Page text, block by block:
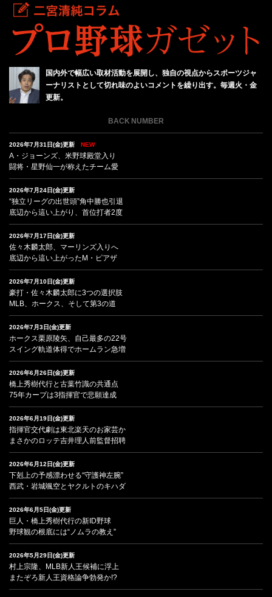
国内外で幅広い取材活動を展開し、独自の視点からスポーツジャ
ーナリストとして切れ味のよいコメントを繰り出す。毎週火・金
更新。
BACK NUMBER
2026年7月31日(金)更新 NEW
A・ジョーンズ、米野球殿堂入り
闘将・星野仙一が称えたチーム愛
2026年7月24日(金)更新
“独立リーグの出世頭”角中勝也引退
底辺から這い上がり、首位打者2度
2026年7月17日(金)更新
佐々木麟太郎、マーリンズ入りへ
底辺から這い上がったM・ピアザ
2026年7月10日(金)更新
豪打・佐々木麟太郎に3つの選択肢
MLB、ホークス、そして第3の道
2026年7月3日(金)更新
ホークス栗原陵矢、自己最多の22号
スイング軌道体得でホームラン急増
2026年6月26日(金)更新
橋上秀樹代行と古葉竹識の共通点
75年カープは3指揮官で悲願達成
2026年6月19日(金)更新
指揮官交代劇は東北楽天のお家芸か
まさかのロッテ吉井理人前監督招聘
2026年6月12日(金)更新
下剋上の予感漂わせる“守護神左腕”
西武・岩城颯空とヤクルトのキハダ
2026年6月5日(金)更新
巨人・橋上秀樹代行の新ID野球
野球観の根底には“ノムラの教え”
2026年5月29日(金)更新
村上宗隆、MLB新人王候補に浮上
またぞろ新人王資格論争勃発か!?